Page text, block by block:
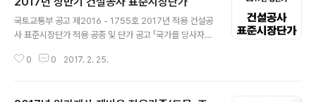
국토교통부 공고 제2016 - 1755호 2017년 적용 건설공
사 표준시장단가 적용 공종 및 단가 공고 「국가를 당사자로
가격 작성기준(기획재정부 계약예규 제281호)」제38조제
0 0 2017. 2. 25.